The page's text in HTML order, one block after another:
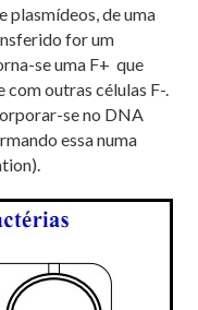
plasmídeos, de uma
for um
se uma F+ que
outras células F-.
se no DNA
essa numa